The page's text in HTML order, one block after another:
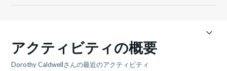
アクティビティの概要
Dorothy Caldwellさんの最近のアクティビティ